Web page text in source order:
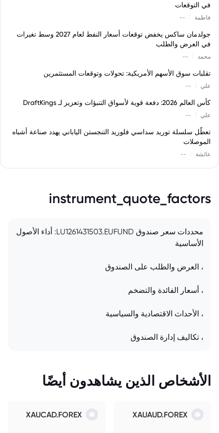
في التوقعات
فاطمة --
جولدمان ساكس يخفض توقعات أسعار النفط لعام 2027 وسط تغيرات
في العرض والطلب
محمد --
تقلبات سوق الأسهم الأمريكية: تحولات وتوقعات المستثمرين
علي --
كأس العالم 2026: دفعة قوية لأسواق التنبؤات وتعزيز لـ DraftKings
علي --
تعطّل سلسلة توريد سداسي فلوريد التنجستن الياباني يهدد صناعة أشباه
الموصلات
عائشة --
instrument_quote_factors
محددات سعر صندوق LU1261431503.EUFUND: أداء الأصول
الأساسية
، العرض والطلب على الصندوق
، أسعار الفائدة والتضخم
، الأحداث الاقتصادية والسياسية
، تكاليف إدارة الصندوق
الأشخاص الذين يشاهدون أيضًا
XAUAUD.FOREX
XAUCAD.FOREX